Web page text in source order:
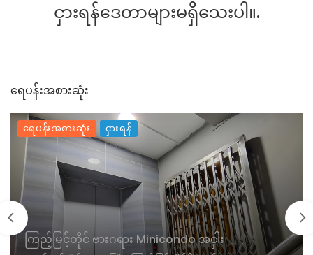
ငှားရန်ဒေတာများမရှိသေးပါ။.
ရေပန်းအစားဆုံး
ရေပန်းအစားဆုံး ငှားရန်
ကြည့်မြင့်တိုင် ဗားဂရား Minicondo အငှါး